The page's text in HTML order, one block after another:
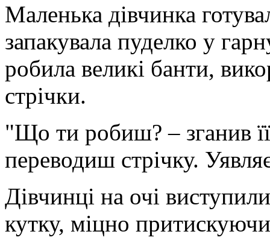
Маленька дівчинка
запакувала пуделко у
робила великі банти,
стрічки.
"Що ти робиш? – зганив
переводиш стрічку.
Дівчинці на очі
кутку, міцно